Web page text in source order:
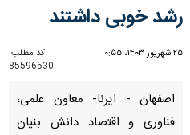
داشتند
۲۵ شهریور ۱۴۰۳، ۰:۵۵
کد مطلب:
85596530
اصفهان - ایرنا- معاون علمی،
فناوری و اقتصاد دانش بنیان